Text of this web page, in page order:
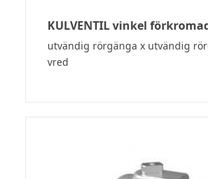
KULVENTIL vinkel
utvändig rörgänga x utvändig
vred